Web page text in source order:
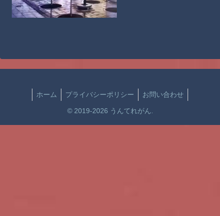
ホーム プライバシーポリシー お問い合わせ
© 2019-2026 うんてれがん.